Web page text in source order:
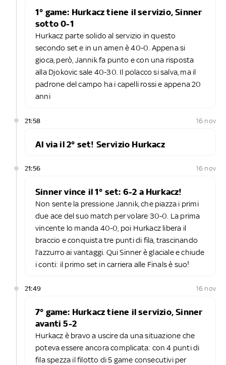
1° game: Hurkacz tiene il servizio, Sinner
sotto 0-1
Hurkacz parte solido al servizio in questo
secondo set e in un amen è 40-0. Appena si
gioca, però, Jannik fa punto e con una risposta
alla Djokovic sale 40-30. Il polacco si salva, ma il
padrone del campo ha i capelli rossi e appena 20
anni
21:58 16 nov
Al via il 2° set! Servizio Hurkacz
21:56 16 nov
Sinner vince il 1° set: 6-2 a Hurkacz!
Non sente la pressione Jannik, che piazza i primi
due ace del suo match per volare 30-0. La prima
vincente lo manda 40-0, poi Hurkacz libera il
braccio e conquista tre punti di fila, trascinando
l'azzurro ai vantaggi. Qui Sinner è glaciale e chiude
i conti: il primo set in carriera alle Finals è suo!
21:49 16 nov
7° game: Hurkacz tiene il servizio, Sinner
avanti 5-2
Hurkacz è bravo a uscire da una situazione che
poteva essere ancora complicata: con 4 punti di
fila spezza il filotto di 5 game consecutivi per